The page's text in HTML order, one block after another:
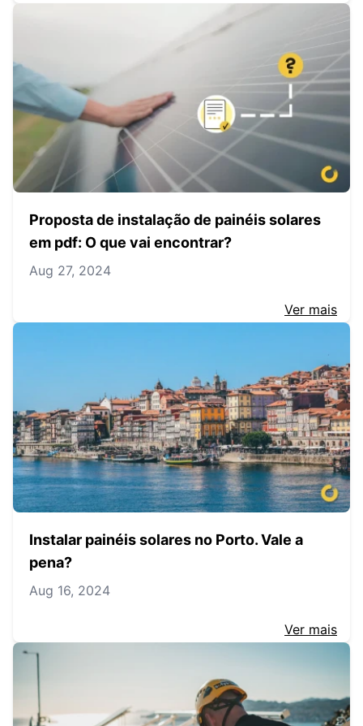
Proposta de instalação de painéis solares
em pdf: O que vai encontrar?
Aug 27, 2024
Ver mais
Instalar painéis solares no Porto. Vale a
pena?
Aug 16, 2024
Ver mais